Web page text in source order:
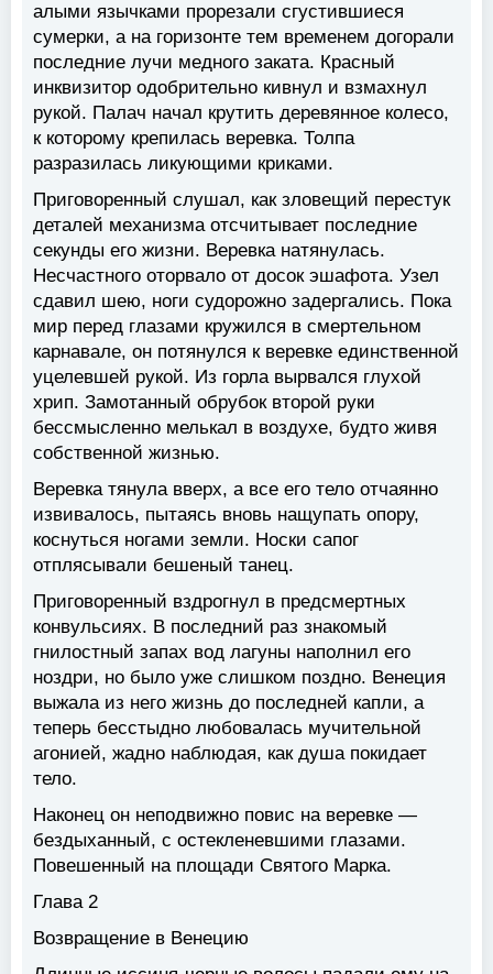
алыми язычками прорезали сгустившиеся
сумерки, а на горизонте тем временем догорали
последние лучи медного заката. Красный
инквизитор одобрительно кивнул и взмахнул
рукой. Палач начал крутить деревянное колесо,
к которому крепилась веревка. Толпа
разразилась ликующими криками.
Приговоренный слушал, как зловещий перестук
деталей механизма отсчитывает последние
секунды его жизни. Веревка натянулась.
Несчастного оторвало от досок эшафота. Узел
сдавил шею, ноги судорожно задергались. Пока
мир перед глазами кружился в смертельном
карнавале, он потянулся к веревке единственной
уцелевшей рукой. Из горла вырвался глухой
хрип. Замотанный обрубок второй руки
бессмысленно мелькал в воздухе, будто живя
собственной жизнью.
Веревка тянула вверх, а все его тело отчаянно
извивалось, пытаясь вновь нащупать опору,
коснуться ногами земли. Носки сапог
отплясывали бешеный танец.
Приговоренный вздрогнул в предсмертных
конвульсиях. В последний раз знакомый
гнилостный запах вод лагуны наполнил его
ноздри, но было уже слишком поздно. Венеция
выжала из него жизнь до последней капли, а
теперь бесстыдно любовалась мучительной
агонией, жадно наблюдая, как душа покидает
тело.
Наконец он неподвижно повис на веревке —
бездыханный, с остекленевшими глазами.
Повешенный на площади Святого Марка.
Глава 2
Возвращение в Венецию